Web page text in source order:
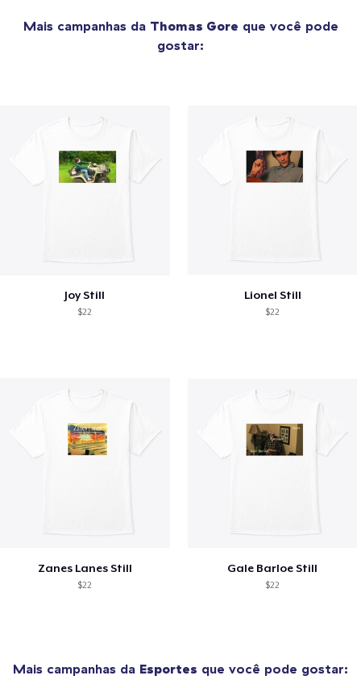
Mais campanhas da Thomas Gore que você pode
gostar:
Joy Still
$22
Lionel Still
$22
Zanes Lanes Still
$22
Gale Barloe Still
$22
Mais campanhas da Esportes que você pode gostar: